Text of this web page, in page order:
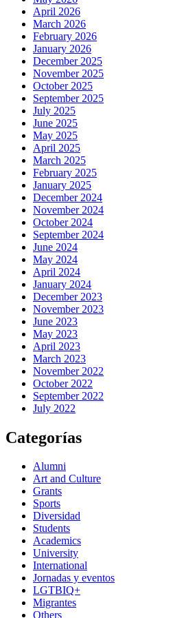
April 2026
March 2026
February 2026
January 2026
December 2025
November 2025
October 2025
September 2025
July 2025
June 2025
May 2025
April 2025
March 2025
February 2025
January 2025
December 2024
November 2024
October 2024
September 2024
June 2024
May 2024
April 2024
January 2024
December 2023
November 2023
June 2023
May 2023
April 2023
March 2023
November 2022
October 2022
September 2022
July 2022
Categorías
Alumni
Art and Culture
Grants
Sports
Diversidad
Students
Academics
University
International
Jornadas y eventos
LGTBIQ+
Migrantes
Others